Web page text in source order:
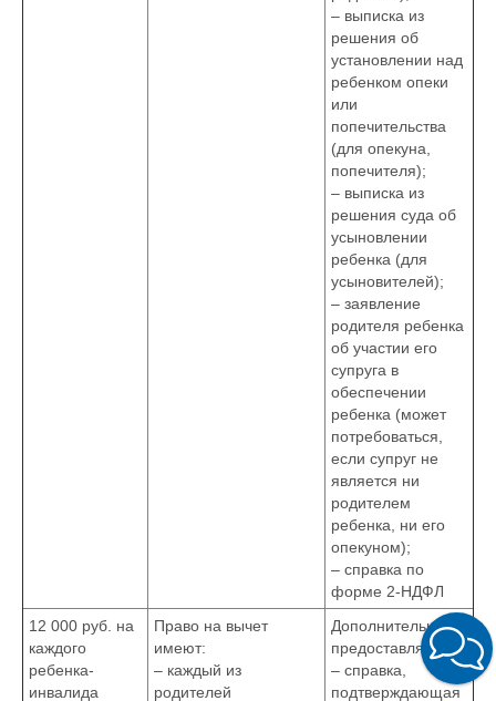
– выписка из
решения об
установлении над
ребенком опеки
или
попечительства
(для опекуна,
попечителя);
– выписка из
решения суда об
усыновлении
ребенка (для
усыновителей);
– заявление
родителя ребенка
об участии его
супруга в
обеспечении
ребенка (может
потребоваться,
если супруг не
является ни
родителем
ребенка, ни его
опекуном);
– справка по
форме 2-НДФЛ
12 000 руб. на
каждого
ребенка-
инвалида
Право на вычет
имеют:
– каждый из
родителей
Дополнительно
предоставляется:
– справка,
подтверждающая